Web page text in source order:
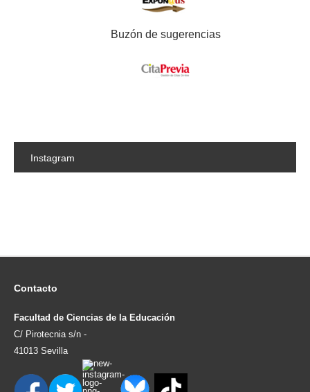
Buzón de sugerencias
Instagram
Contacto
Facultad de Ciencias de la Educación
C/ Pirotecnia s/n -
41013 Sevilla